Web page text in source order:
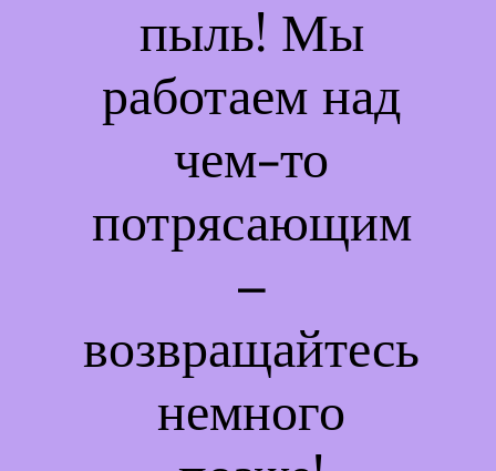
пыль! Мы
работаем над
чем-то
потрясающим
–
возвращайтесь
немного